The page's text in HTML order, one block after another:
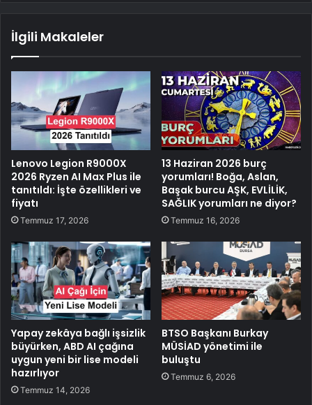
İlgili Makaleler
Lenovo Legion R9000X
2026 Ryzen AI Max Plus ile
tanıtıldı: İşte özellikleri ve
fiyatı
Temmuz 17, 2026
13 Haziran 2026 burç
yorumları! Boğa, Aslan,
Başak burcu AŞK, EVLİLİK,
SAĞLIK yorumları ne diyor?
Temmuz 16, 2026
Yapay zekâya bağlı işsizlik
büyürken, ABD AI çağına
uygun yeni bir lise modeli
hazırlıyor
Temmuz 14, 2026
BTSO Başkanı Burkay
MÜSİAD yönetimi ile
buluştu
Temmuz 6, 2026